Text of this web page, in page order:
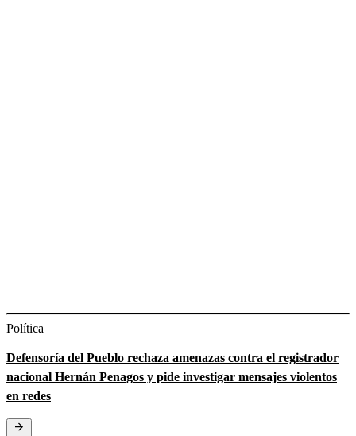
Política
Defensoría del Pueblo rechaza amenazas contra el registrador
nacional Hernán Penagos y pide investigar mensajes violentos
en redes